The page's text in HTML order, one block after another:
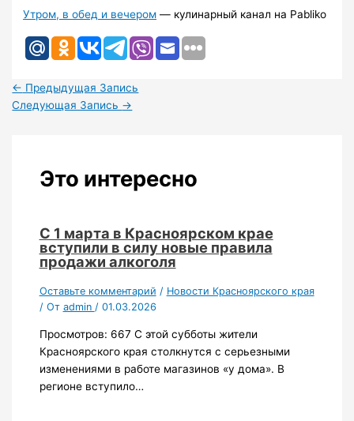
Утром, в обед и вечером — кулинарный канал на Pabliko
← Предыдущая Запись
Следующая Запись →
Это интересно
С 1 марта в Красноярском крае
вступили в силу новые правила
продажи алкоголя
Оставьте комментарий / Новости Красноярского края
/ От admin / 01.03.2026
Просмотров: 667 С этой субботы жители
Красноярского края столкнутся с серьезными
изменениями в работе магазинов «у дома». В
регионе вступило…